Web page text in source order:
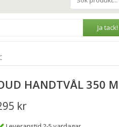
Ja tack!
HANDTVÅL 350
kr